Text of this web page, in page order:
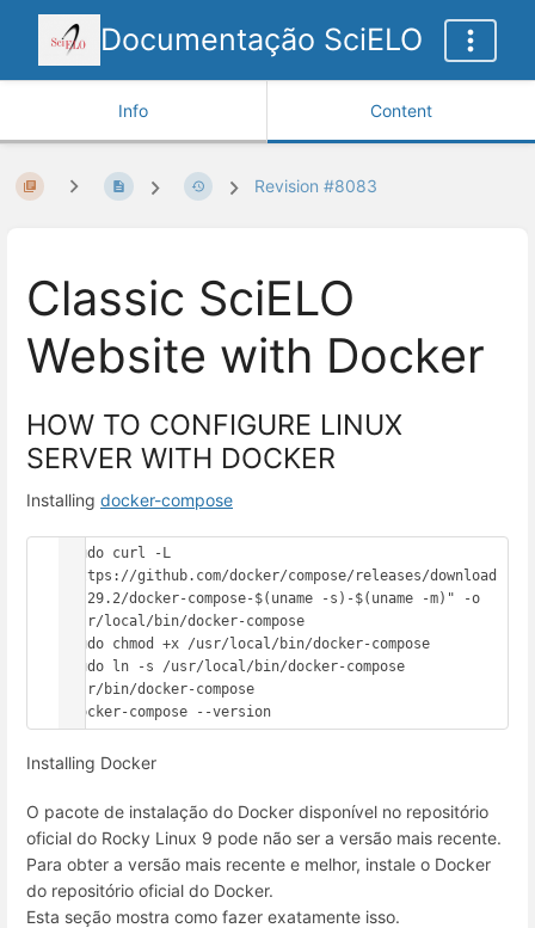
Documentação SciELO
Info Content
Revision #8083
Classic SciELO
Website with Docker
HOW TO CONFIGURE LINUX
SERVER WITH DOCKER
Installing docker-compose
"https://github.com/docker/compose/releases/download
/1.29.2/docker-compose-$(uname -s)-$(uname -m)" -o
/usr/local/bin/docker-compose
/usr/bin/docker-compose
docker-compose --version
Installing Docker
O pacote de instalação do Docker disponível no repositório
oficial do Rocky Linux 9 pode não ser a versão mais recente.
Para obter a versão mais recente e melhor, instale o Docker
do repositório oficial do Docker.
Esta seção mostra como fazer exatamente isso.